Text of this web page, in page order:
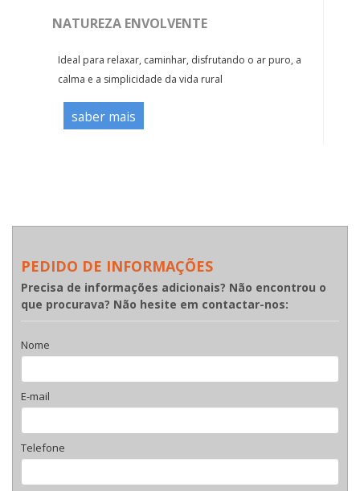
NATUREZA ENVOLVENTE
Ideal para relaxar, caminhar, disfrutando o ar puro, a
calma e a simplicidade da vida rural
saber mais
PEDIDO DE INFORMAÇÕES
Precisa de informações adicionais? Não encontrou o
que procurava? Não hesite em contactar-nos:
Nome
E-mail
Telefone